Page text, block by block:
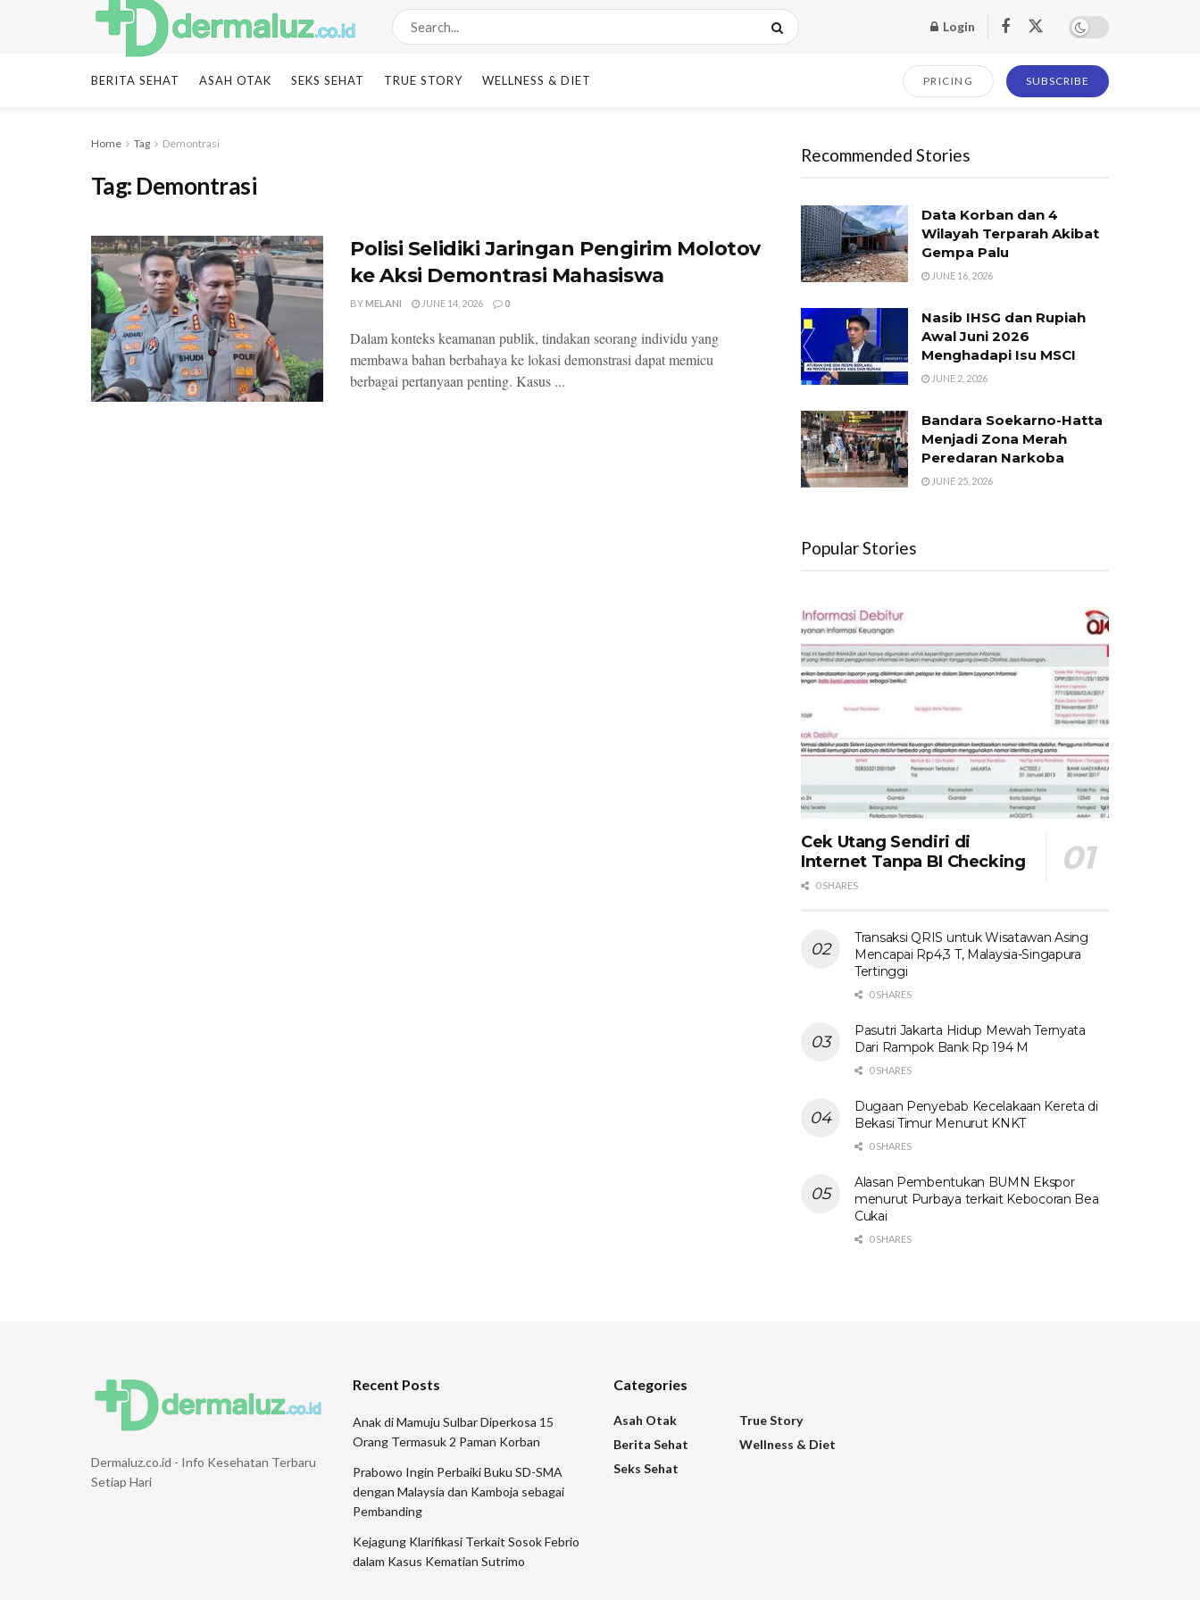
Login
BERITA SEHAT ASAH OTAK SEKS SEHAT TRUE STORY WELLNESS & DIET PRICING SUBSCRIBE
Home Tag Demontrasi
Tag: Demontrasi
Polisi Selidiki Jaringan Pengirim Molotov
ke Aksi Demontrasi Mahasiswa
BYMELANI JUNE 14, 2026 0
Dalam konteks keamanan publik, tindakan seorang individu yang
membawa bahan berbahaya ke lokasi demonstrasi dapat memicu
berbagai pertanyaan penting. Kasus ...
Recommended Stories
Data Korban dan 4
Wilayah Terparah Akibat
Gempa Palu
JUNE 16, 2026
Nasib IHSG dan Rupiah
Awal Juni 2026
Menghadapi Isu MSCI
JUNE 2, 2026
Bandara Soekarno-Hatta
Menjadi Zona Merah
Peredaran Narkoba
JUNE 25, 2026
Popular Stories
Cek Utang Sendiri di
Internet Tanpa BI Checking
0 SHARES
Transaksi QRIS untuk Wisatawan Asing
Mencapai Rp4,3 T, Malaysia-Singapura
Tertinggi
0 SHARES
Pasutri Jakarta Hidup Mewah Ternyata
Dari Rampok Bank Rp 194 M
0 SHARES
Dugaan Penyebab Kecelakaan Kereta di
Bekasi Timur Menurut KNKT
0 SHARES
Alasan Pembentukan BUMN Ekspor
menurut Purbaya terkait Kebocoran Bea
Cukai
0 SHARES
Dermaluz.co.id - Info Kesehatan Terbaru
Setiap Hari
Recent Posts
Anak di Mamuju Sulbar Diperkosa 15
Orang Termasuk 2 Paman Korban
Prabowo Ingin Perbaiki Buku SD-SMA
dengan Malaysia dan Kamboja sebagai
Pembanding
Kejagung Klarifikasi Terkait Sosok Febrio
dalam Kasus Kematian Sutrimo
Categories
Asah Otak
Berita Sehat
Seks Sehat
True Story
Wellness & Diet